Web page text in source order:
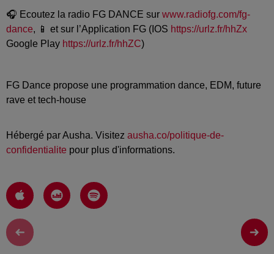
🎧 Ecoutez la radio FG DANCE sur www.radiofg.com/fg-
dance, 📱 et sur l’Application FG (IOS https://urlz.fr/hhZx
Google Play https://urlz.fr/hhZC)
FG Dance propose une programmation dance, EDM, future
rave et tech-house
Hébergé par Ausha. Visitez ausha.co/politique-de-
confidentialite pour plus d'informations.